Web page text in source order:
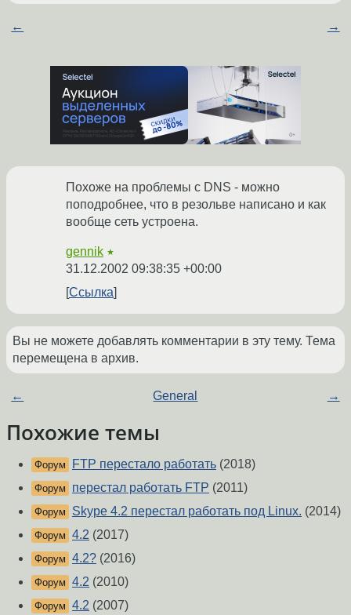
← →
Похоже на проблемы с DNS - можно
поподробнее, что в резольве написано и как
вообще сеть устроена.
gennik ★
31.12.2002 09:38:35 +00:00
Ссылка
Вы не можете добавлять комментарии в эту тему. Тема
перемещена в архив.
← General →
Похожие темы
Форум FTP перестало работать (2018)
Форум перестал работать FTP (2011)
Форум Skype 4.2 перестал работать под Linux. (2014)
Форум 4.2 (2017)
Форум 4.2? (2016)
Форум 4.2 (2010)
Форум 4.2 (2007)